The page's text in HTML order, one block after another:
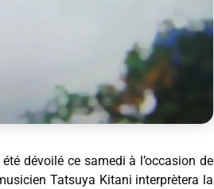
dévoilé ce samedi à l’occasion de
Tatsuya Kitani interprètera la